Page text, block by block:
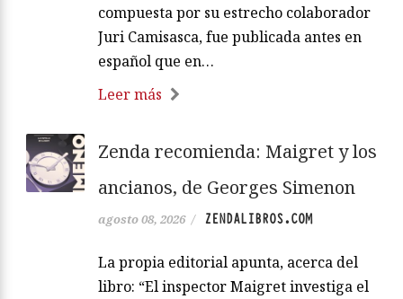
compuesta por su estrecho colaborador
Juri Camisasca, fue publicada antes en
español que en…
Leer más
Zenda recomienda: Maigret y los
ancianos, de Georges Simenon
agosto 08, 2026 / ZENDALIBROS.COM
La propia editorial apunta, acerca del
libro: “El inspector Maigret investiga el